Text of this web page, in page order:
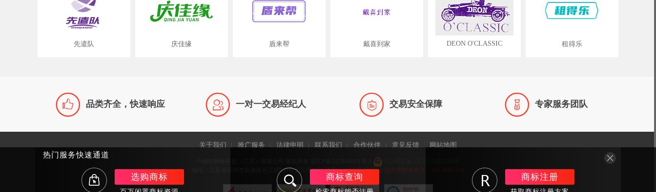
先遣队 庆佳缘 盾来帮 戴喜到家 DEON O'CLASSIC 租得乐
 品类齐全，快速响应  一对一交易经纪人  交易安全保障  专家服务团队
热门服务快速通道
选购商标 商标查询 商标注册
关于我们 推广服务 法律申明 联系我们 合作伙伴 意见反馈 网站地图
地址：江苏省苏州市高新区长江路815号长江湾广场 传真：010-58143981全国免费服务热线：400-9696-518